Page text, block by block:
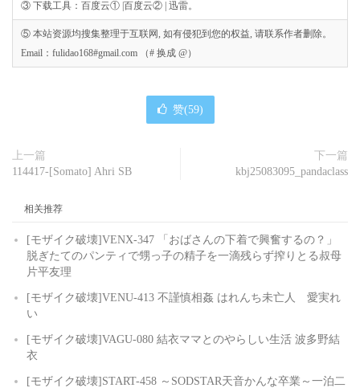
③ 下载工具：百度云① |百度云② | 迅雷。
⑤ 本站资源均搜集整理于互联网, 如有侵犯到您的权益, 请联系作者删除。
Email：fulidao168#gmail.com （# 换成 @）
赞(59)
上一篇
114417-[Somato] Ahri SB
下一篇
kbj25083095_pandaclass
相关推荐
[モザイク破壊]VENX-347 「おばさんの下着で興奮するの？」
脱ぎたてのパンティで甥っ子の精子を一滴残らず搾りとる叔母
片平友理
[モザイク破壊]VENU-413 不謹慎相姦 はれんち未亡人 愛実れ
い
[モザイク破壊]VAGU-080 結衣ママとのやらしい生活 波多野結
衣
[モザイク破壊]START-458 ～SODSTAR天音かんな卒業～一泊二